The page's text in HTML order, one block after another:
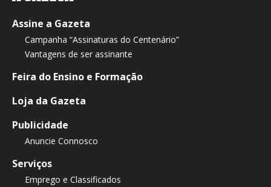
Assine a Gazeta
Campanha “Assinaturas do Centenário”
Vantagens de ser assinante
Feira do Ensino e Formação
Loja da Gazeta
Publicidade
Anuncie Connosco
Serviços
Emprego e Classificados